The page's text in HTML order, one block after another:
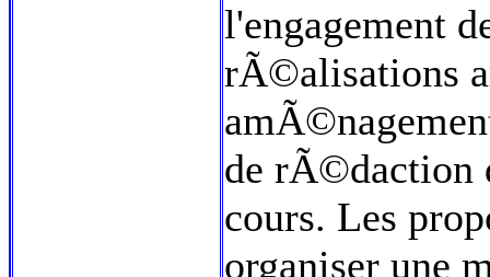
l'engagement
rÃ©alisations
de rÃ©daction
cours. Les
organiser une